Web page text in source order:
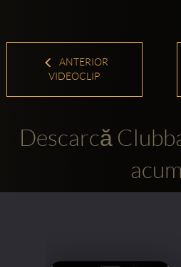
ANTERIOR
VIDEOCLIP
Descarcă